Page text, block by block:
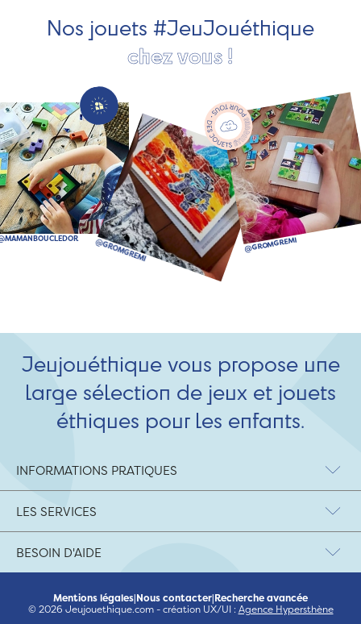
Nos jouets #JeuJouéthique
chez vous !
Jeujouéthique vous propose une
large sélection de jeux et jouets
éthiques pour les enfants.
INFORMATIONS PRATIQUES
LES SERVICES
BESOIN D'AIDE
Mentions légales|Nous contacter|Recherche avancée
© 2026 Jeujouethique.com - création UX/UI : Agence Hypersthène